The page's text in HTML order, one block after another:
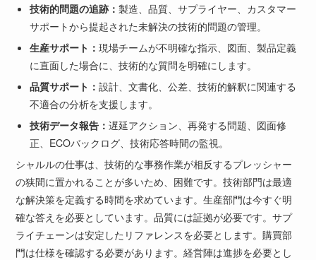
技術的問題の追跡：製造、品質、サプライヤー、カスタマー
サポートから提起された未解決の技術的問題の管理。
生産サポート：現場チームが不明確な指示、図面、製品定義
に直面した場合に、技術的な質問を明確にします。
品質サポート：設計、文書化、公差、技術的解釈に関連する
不適合の分析を支援します。
技術データ報告：遅延アクション、再発する問題、図面修
正、ECOバックログ、技術応答時間の監視。
シャルルの仕事は、技術的な事務作業が相反するプレッシャー
の狭間に置かれることが多いため、困難です。技術部門は最適
な解決策を定義する時間を求めています。生産部門は今すぐ明
確な答えを必要としています。品質には証拠が必要です。サプ
ライチェーンは安定したリファレンスを必要とします。購買部
門は仕様を確認する必要があります。経営陣は進捗を必要とし